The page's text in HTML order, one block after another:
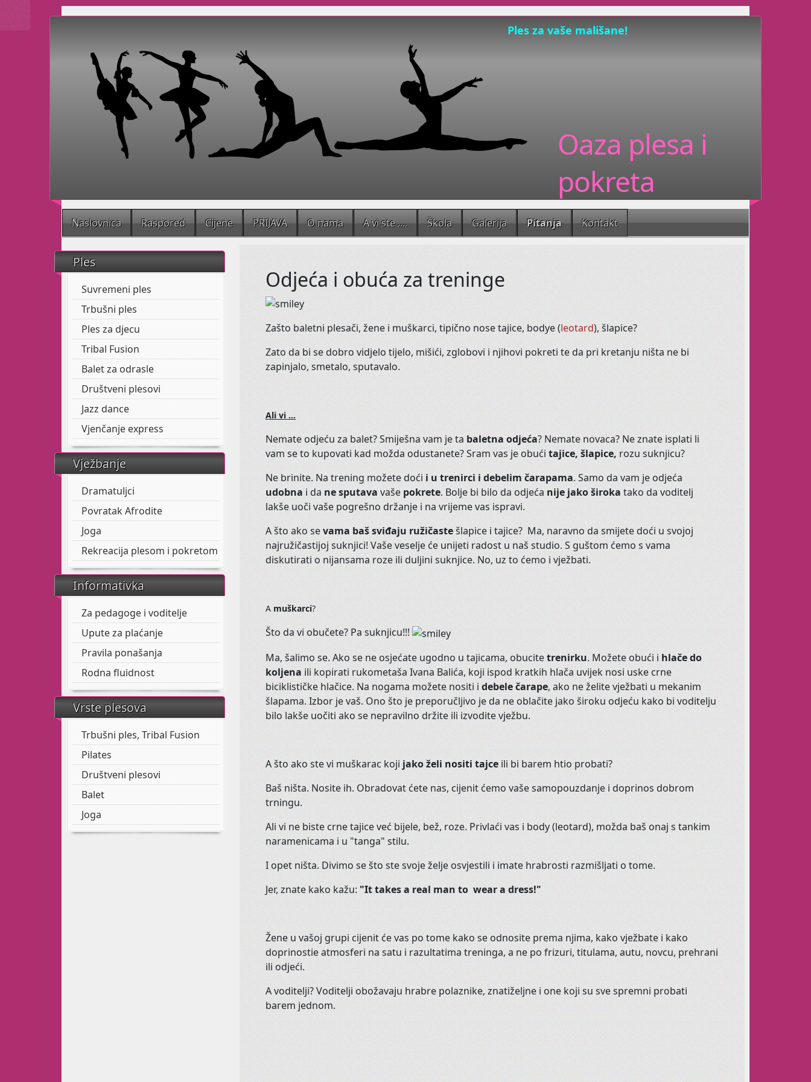
Ples za vaše mališane!
Udruga Pokret kroz igru razvija Vašim mališanima fleksibilnost,
koordinaciju, preciznost, ravnotežu i snagu plesnim elementima.
OPIP širi ponudu i korisnike prostora
Želimo biti dom radosti svima koji ju žele širiti.
Sad, poredbaleta,nudimotrbušni ples, tribal fusion,Zen Yogu, rekreaciju
plesom i pokretom, ples za djecu, Dramatuljke i otkrivanje vaše
ženstvenosti.
Kad trbušnom plesu dodate elemente plesova sjevernoameričkih indijanaca,
pa i malo Flamenca, dobijete Tribal Fusion.
Mističniji, s naglašenom kostimografijom, ne može vas ostaviti
ravnodušnima.
svoju dušu.
Niste sigurni jeste li Vi za ples?
Možeteli?
Što ćemoMIreći na vašu želju?
Kako ćedrugireagirati?
Senzualnost i ženstvenost svojstvene su svakom judskom biću.
Koje se žele osjetiti živima!
Učinite nešto za sebe! Posvetite jedan sat sebi, s Afroditom
Oaza plesa i
pokreta
Naslovnica Raspored Cijene PRIJAVA O nama A vi ste .... Škola Galerija Pitanja Kontakt
Ples
Suvremeni ples
Trbušni ples
Ples za djecu
Tribal Fusion
Balet za odrasle
Društveni plesovi
Jazz dance
Vjenčanje express
Vježbanje
Dramatuljci
Povratak Afrodite
Joga
Rekreacija plesom i pokretom
Informativka
Za pedagoge i voditelje
Upute za plaćanje
Pravila ponašanja
Rodna fluidnost
Vrste plesova
Trbušni ples, Tribal Fusion
Pilates
Društveni plesovi
Balet
Joga
Odjeća i obuća za treninge
Zašto baletni plesači, žene i muškarci, tipično nose tajice, bodye (leotard), šlapice?
Zato da bi se dobro vidjelo tijelo, mišići, zglobovi i njihovi pokreti te da pri kretanju ništa ne bi
zapinjalo, smetalo, sputavalo.
Ali vi ...
Nemate odjeću za balet? Smiješna vam je ta baletna odjeća? Nemate novaca? Ne znate isplati li
vam se to kupovati kad možda odustanete? Sram vas je obući tajice, šlapice, rozu suknjicu?
Ne brinite. Na trening možete doći i u trenirci i debelim čarapama. Samo da vam je odjeća
udobna i da ne sputavavaše pokrete. Bolje bi bilo da odjeća nije jako širokatako da voditelj
lakše uoči vaše pogrešno držanje i na vrijeme vas ispravi.
A što ako sevama baš sviđaju ružičastešlapice i tajice? Ma, naravno da smijete doći u svojoj
najružičastijoj suknjici! Vaše veselje će unijeti radost u naš studio. S guštom ćemo s vama
diskutirati o nijansama roze ili duljini suknjice. No, uz to ćemo i vježbati.
A muškarci?
Što da vi obučete? Pa suknjicu!!!
Ma, šalimo se. Ako se ne osjećate ugodno u tajicama, obucitetrenirku. Možete obući i hlače do
koljena ili kopirati rukometaša Ivana Balića, koji ispod kratkih hlača uvijek nosi uske crne
biciklističke hlačice. Na nogama možete nositi idebele čarape, ako ne želite vježbati u mekanim
šlapama. Izbor je vaš. Ono što je preporučljivo je da ne oblačite jako široku odjeću kako bi voditelju
bilo lakše uočiti ako se nepravilno držite ili izvodite vježbu.
A što ako ste vi muškarac koji jako želi nositi tajce ili bi barem htio probati?
Baš ništa. Nosite ih. Obradovat ćete nas, cijenit ćemo vaše samopouzdanje i doprinos dobrom
trningu.
Ali vi ne biste crne tajice već bijele, bež, roze. Privlaći vas i body (leotard), možda baš onaj s tankim
naramenicama i u "tanga" stilu.
I opet ništa. Divimo se što ste svoje želje osvjestili i imate hrabrosti razmišljati o tome.
Jer, znate kako kažu: "It takes a real man to wear a dress!"
Žene u vašoj grupi cijenit će vas po tome kako se odnosite prema njima, kako vježbate i kako
doprinostie atmosferi na satu i razultatima treninga, a ne po frizuri, titulama, autu, novcu, prehrani
ili odjeći.
A voditelji? Voditelji obožavaju hrabre polaznike, znatiželjne i one koji su sve spremni probati
barem jednom.